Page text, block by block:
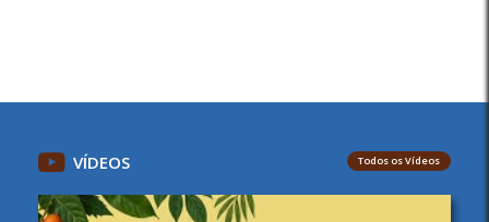
VÍDEOS Todos os Vídeos